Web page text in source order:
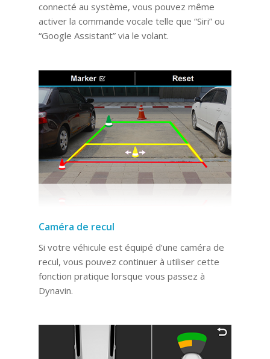
connecté au système, vous pouvez même
activer la commande vocale telle que “Siri” ou
“Google Assistant” via le volant.
Caméra de recul
Si votre véhicule est équipé d’une caméra de
recul, vous pouvez continuer à utiliser cette
fonction pratique lorsque vous passez à
Dynavin.